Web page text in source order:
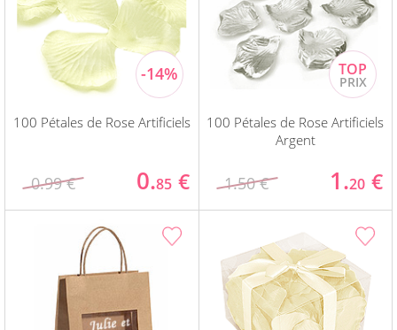
100 Pétales de Rose Artificiels
0.99 € 0.85 €
100 Pétales de Rose Artificiels
Argent
1.50 € 1.20 €